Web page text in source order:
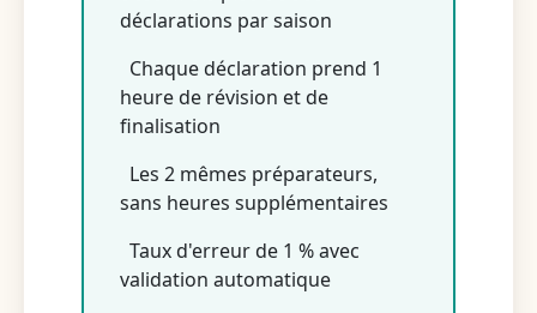
déclarations par saison
Chaque déclaration prend 1
heure de révision et de
finalisation
Les 2 mêmes préparateurs,
sans heures supplémentaires
Taux d'erreur de 1 % avec
validation automatique